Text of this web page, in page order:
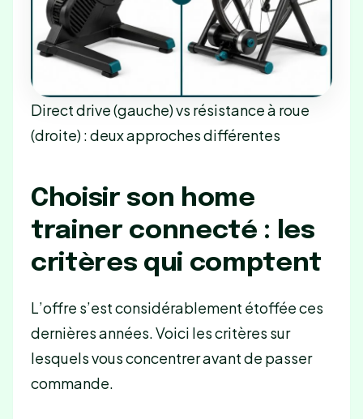
Direct drive (gauche) vs résistance à roue
(droite) : deux approches différentes
Choisir son home
trainer connecté : les
critères qui comptent
L’offre s’est considérablement étoffée ces
dernières années. Voici les critères sur
lesquels vous concentrer avant de passer
commande.